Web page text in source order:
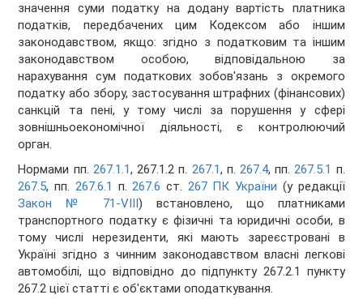
значення суми податку на додану вартість платника
податків, передбачених цим Кодексом або іншим
законодавством, якщо: згідно з податковим та іншим
законодавством особою, відповідальною за
нарахування сум податкових зобов'язань з окремого
податку або збору, застосування штрафних (фінансових)
санкцій та пені, у тому числі за порушення у сфері
зовнішньоекономічної діяльності, є контролюючий
орган.
Нормами пп. 267.1.1, 267.1.2 п. 267.1, п. 267.4, пп.267.5.1 п.
267.5, пп. 267.6.1 п.267.6 ст. 267 ПК України (у редакції
Закон № 71-VIII) встановлено, що платниками
транспортного податку є фізичні та юридичні особи, в
тому числі нерезиденти, які мають зареєстровані в
Україні згідно з чинним законодавством власні легкові
автомобілі, що відповідно до підпункту 267.2.1 пункту
267.2 цієї статті є об'єктами оподаткування.